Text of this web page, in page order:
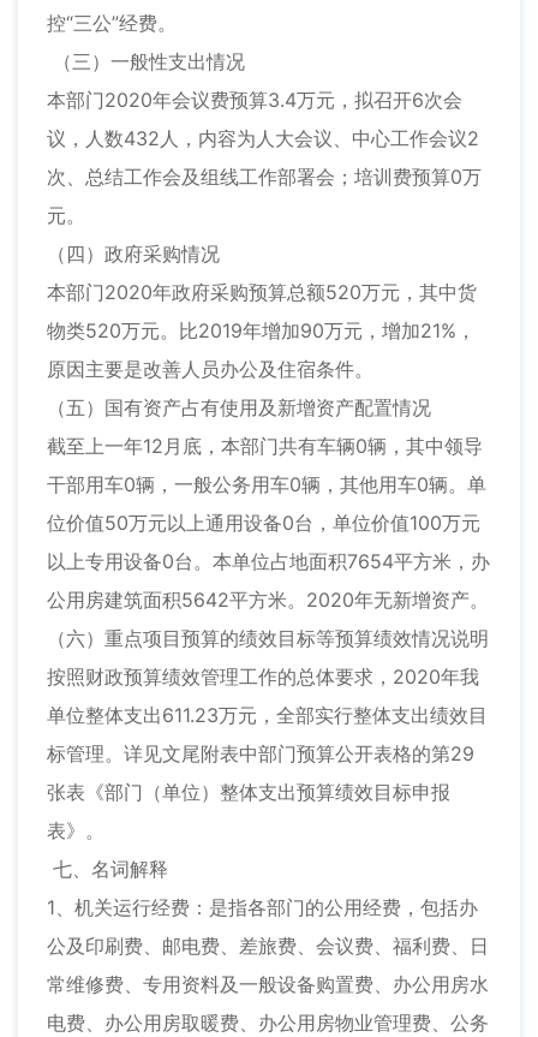
控“三公”经费。
（三）一般性支出情况
本部门2020年会议费预算3.4万元，拟召开6次会
议，人数432人，内容为人大会议、中心工作会议2
次、总结工作会及组线工作部署会；培训费预算0万
元。
（四）政府采购情况
本部门2020年政府采购预算总额520万元，其中货
物类520万元。比2019年增加90万元，增加21%，
原因主要是改善人员办公及住宿条件。
（五）国有资产占有使用及新增资产配置情况
截至上一年12月底，本部门共有车辆0辆，其中领导
干部用车0辆，一般公务用车0辆，其他用车0辆。单
位价值50万元以上通用设备0台，单位价值100万元
以上专用设备0台。本单位占地面积7654平方米，办
公用房建筑面积5642平方米。2020年无新增资产。
（六）重点项目预算的绩效目标等预算绩效情况说明
按照财政预算绩效管理工作的总体要求，2020年我
单位整体支出611.23万元，全部实行整体支出绩效目
标管理。详见文尾附表中部门预算公开表格的第29
张表《部门（单位）整体支出预算绩效目标申报
表》。
七、名词解释
1、机关运行经费：是指各部门的公用经费，包括办
公及印刷费、邮电费、差旅费、会议费、福利费、日
常维修费、专用资料及一般设备购置费、办公用房水
电费、办公用房取暖费、办公用房物业管理费、公务